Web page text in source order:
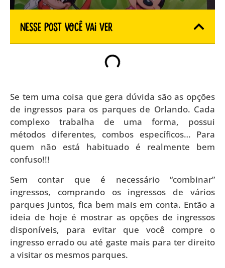
Nesse Post você vai ver
Se tem uma coisa que gera dúvida são as opções
de ingressos para os parques de Orlando. Cada
complexo trabalha de uma forma, possui
métodos diferentes, combos específicos… Para
quem não está habituado é realmente bem
confuso!!!
Sem contar que é necessário “combinar”
ingressos, comprando os ingressos de vários
parques juntos, fica bem mais em conta. Então a
ideia de hoje é mostrar as opções de ingressos
disponíveis, para evitar que você compre o
ingresso errado ou até gaste mais para ter direito
a visitar os mesmos parques.